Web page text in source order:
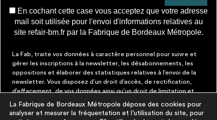
En cochant cette case vous acceptez que votre adresse
mail soit utilisée pour l'envoi d'informations relatives au
site refair-bm.fr par la Fabrique de Bordeaux Métropole.
La Fab, traite vos données à caractère personnel pour suivre et
gérer les inscriptions à la newsletter, les désabonnements, les
oppositions et élaborer des statistiques relatives à l’envoi de la
newsletter. Vous disposez d’un droit d’accès, de rectification,
d’effacement, de vos données ainsi qu’un droit de limitation et
moment faire cesser ces communications en cliquant sur le lien de
désinscription figurant dans chaque message. Vous pouvez
La Fabrique de Bordeaux Métropole dépose des cookies pour
analyser et mesurer la fréquentation et l’utilisation du site, pour